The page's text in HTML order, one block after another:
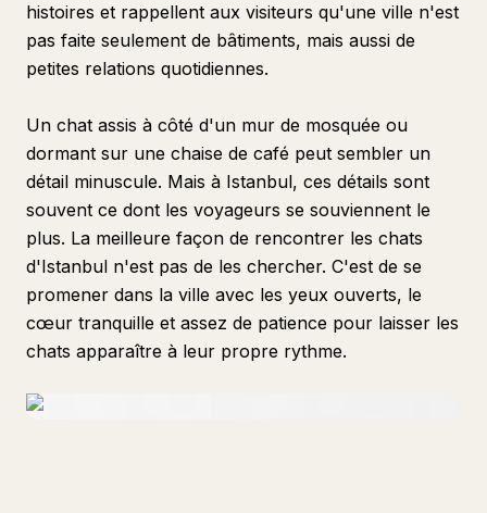
histoires et rappellent aux visiteurs qu'une ville n'est
pas faite seulement de bâtiments, mais aussi de
petites relations quotidiennes.
Un chat assis à côté d'un mur de mosquée ou
dormant sur une chaise de café peut sembler un
détail minuscule. Mais à Istanbul, ces détails sont
souvent ce dont les voyageurs se souviennent le
plus. La meilleure façon de rencontrer les chats
d'Istanbul n'est pas de les chercher. C'est de se
promener dans la ville avec les yeux ouverts, le
cœur tranquille et assez de patience pour laisser les
chats apparaître à leur propre rythme.